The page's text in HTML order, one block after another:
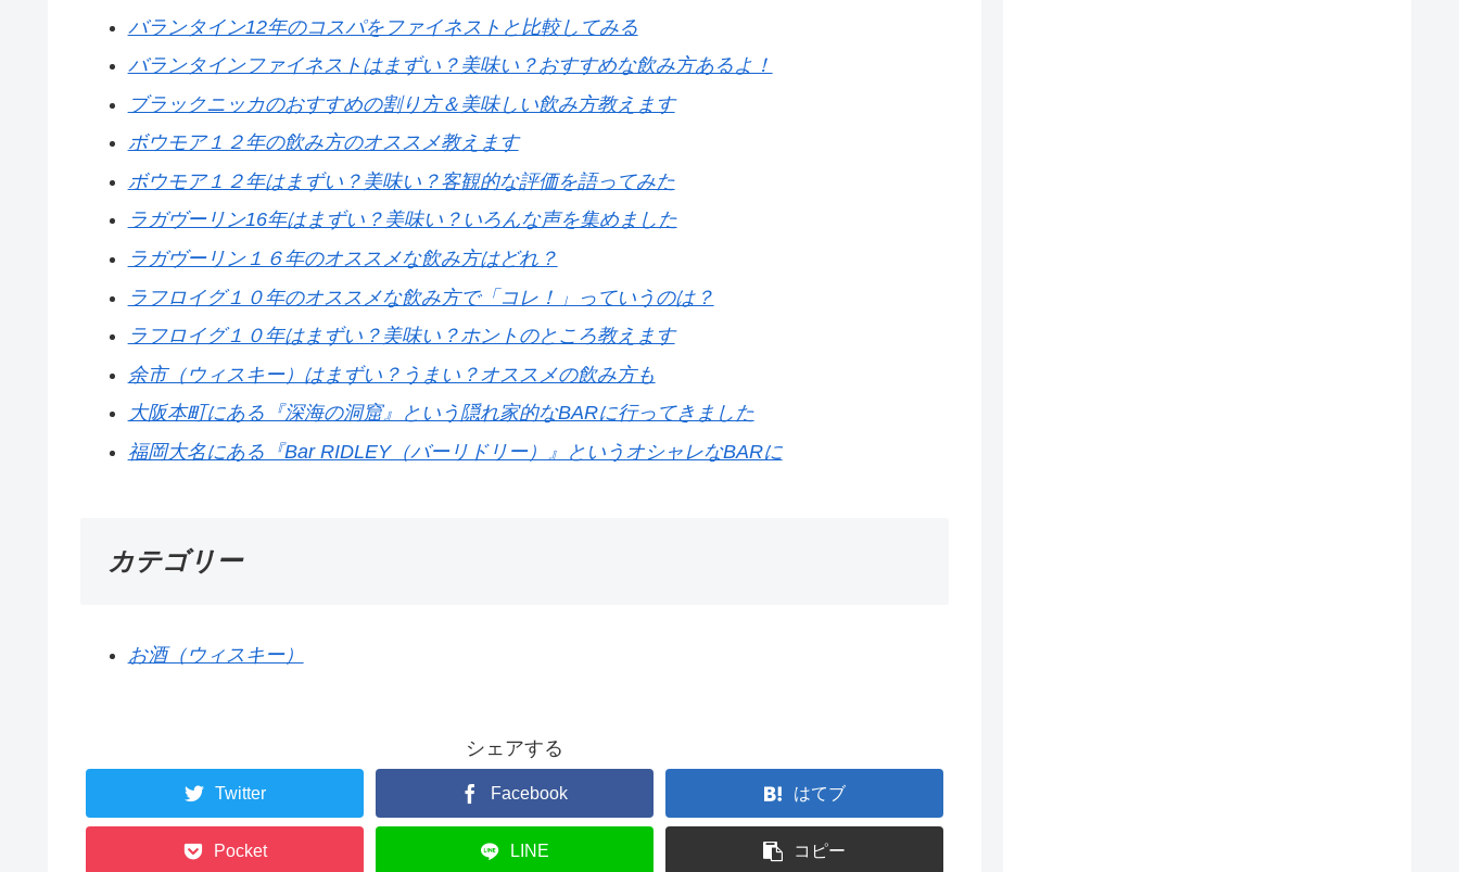
バランタイン12年のコスパをファイネストと比較してみる
バランタインファイネストはまずい？美味い？おすすめな飲み方あるよ！
ブラックニッカのおすすめの割り方＆美味しい飲み方教えます
ボウモア１２年の飲み方のオススメ教えます
ボウモア１２年はまずい？美味い？客観的な評価を語ってみた
ラガヴーリン16年はまずい？美味い？いろんな声を集めました
ラガヴーリン１６年のオススメな飲み方はどれ？
ラフロイグ１０年のオススメな飲み方で「コレ！」っていうのは？
ラフロイグ１０年はまずい？美味い？ホントのところ教えます
余市（ウィスキー）はまずい？うまい？オススメの飲み方も
大阪本町にある『深海の洞窟』という隠れ家的なBARに行ってきました
福岡大名にある『Bar RIDLEY（バーリドリー）』というオシャレなBARに
カテゴリー
お酒（ウィスキー）
シェアする
Twitter Facebook はてブ
Pocket LINE コピー